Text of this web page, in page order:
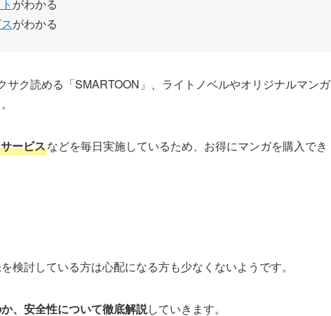
がわかる
がわかる
ク読める「SMARTOON」、ライトノベルやオリジナルマンガ
ービスなどを毎日実施しているため、お得にマンガを購入でき
検討している方は心配になる方も少なくないようです。
、安全性について徹底解説していきます。